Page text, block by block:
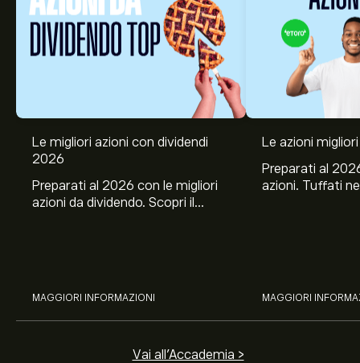
Le migliori azioni con dividendi
2026
Preparati al 2026 con le migliori
azioni da dividendo. Scopri il
MAGGIORI INFORMAZIONI
Le azioni
Preparati al
azioni. Tuffati
MAGGIORI
Vai all'Accademia >